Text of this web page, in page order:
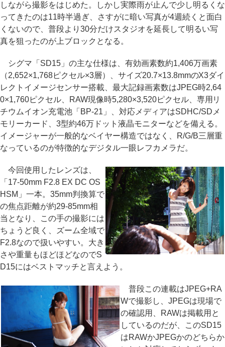
しながら撮影をはじめた。しかし実際雨が止んで少し明るくな
ってきたのは11時半過ぎ、さすがに暗い写真が4週続くと面白
くないので、普段より30分だけスタジオを延長して明るい写
真を狙ったのが上ブロックとなる。
シグマ「SD15」の主な仕様は、有効画素数約1,406万画素
（2,652×1,768ピクセル×3層）、サイズ20.7×13.8mmのX3ダイ
レクトイメージセンサー搭載、最大記録画素数はJPEG時2,64
0×1,760ピクセル、RAW現像時5,280×3,520ピクセル、専用リ
チウムイオン充電池「BP-21」、対応メディアはSDHC/SDメ
モリーカード、3型約46万ドット液晶モニターなどを備える。
イメージャーが一般的なベイヤー構造ではなく、R/G/B三層重
なっているのが特徴的なデジタル一眼レフカメラだ。
今回使用したレンズは、
「17-50mm F2.8 EX DC OS
HSM」一本。35mm判換算で
の焦点距離が約29-85mm相
当となり、この手の撮影には
ちょうど良く、ズーム全域で
F2.8なので扱いやすい。大き
さや重量もほどほどなのでS
D15にはベストマッチと言えよう。
普段この連載はJPEG+RA
Wで撮影し、JPEGは現場で
の確認用、RAWは掲載用と
しているのだが、このSD15
はRAWかJPEGかのどちらか